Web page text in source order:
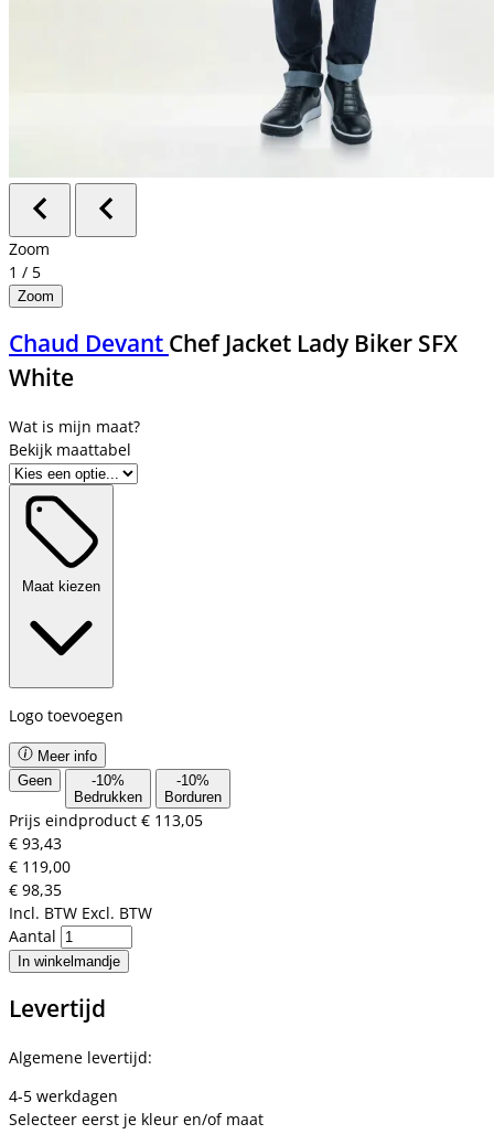
Zoom
1 / 5
Zoom
Chaud Devant Chef Jacket Lady Biker SFX
White
Bekijk maattabel
Maat kiezen
Logo toevoegen
Meer info
Geen
-10%
Bedrukken
-10%
Borduren
Prijs eindproduct € 113,05
€ 93,43
€ 119,00
€ 98,35
Incl. BTW Excl. BTW
Aantal
In winkelmandje
Levertijd
Algemene levertijd:
4-5 werkdagen
Selecteer eerst je kleur en/of maat